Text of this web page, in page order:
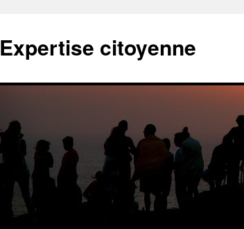
Expertise citoyenne